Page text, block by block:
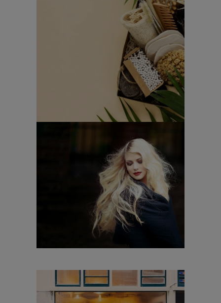
Tendencias en
cuidado capilar
PELUQUERÍA
Tendencias en
peluquería 2018